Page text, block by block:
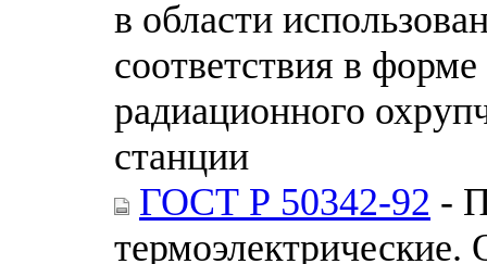
в области
соответствия в
радиационного
станции
ГОСТ Р 50342-92 -